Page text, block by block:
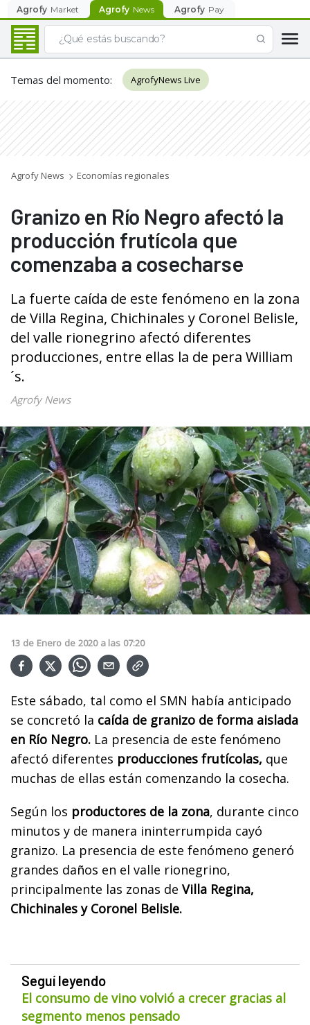
Agrofy Market Agrofy News Agrofy Pay
Temas del momento: AgrofyNews Live
Agrofy News Economías regionales
Granizo en Río Negro afectó la
producción frutícola que
comenzaba a cosecharse
La fuerte caída de este fenómeno en la zona
de Villa Regina, Chichinales y Coronel Belisle,
del valle rionegrino afectó diferentes
producciones, entre ellas la de pera William
´s.
Agrofy News
13 de Enero de 2020 a las 07:20
Este sábado, tal como el SMN había anticipado
se concretó la caída de granizo de forma aislada
en Río Negro. La presencia de este fenómeno
afectó diferentes producciones frutícolas, que
muchas de ellas están comenzando la cosecha.
Según los productores de la zona, durante cinco
minutos y de manera ininterrumpida cayó
granizo. La presencia de este fenómeno generó
grandes daños en el valle rionegrino,
principalmente las zonas de Villa Regina,
Chichinales y Coronel Belisle.
Seguí leyendo
El consumo de vino volvió a crecer gracias al
segmento menos pensado